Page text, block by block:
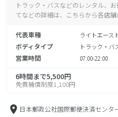
トラック・バスなどのレンタル、
てなどの詳細は、こちらから各店舗
代表車種 ライトエース
ボディタイプ トラック・バ
営業時間 07:00-22:00
6時間まで5,500円
免責補償制度1,100円
日本郵政公社国際郵便決済センタ